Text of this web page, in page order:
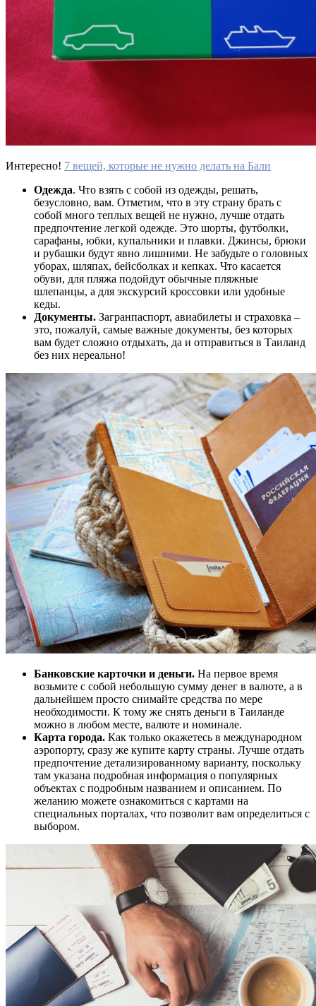
Интересно! 7 вещей, которые не нужно делать на Бали
Одежда. Что взять с собой из одежды, решать,
безусловно, вам. Отметим, что в эту страну брать с
собой много теплых вещей не нужно, лучше отдать
предпочтение легкой одежде. Это шорты, футболки,
сарафаны, юбки, купальники и плавки. Джинсы, брюки
и рубашки будут явно лишними. Не забудьте о головных
уборах, шляпах, бейсболках и кепках. Что касается
обуви, для пляжа подойдут обычные пляжные
шлепанцы, а для экскурсий кроссовки или удобные
кеды.
Документы. Загранпаспорт, авиабилеты и страховка –
это, пожалуй, самые важные документы, без которых
вам будет сложно отдыхать, да и отправиться в Таиланд
без них нереально!
Банковские карточки и деньги. На первое время
возьмите с собой небольшую сумму денег в валюте, а в
дальнейшем просто снимайте средства по мере
необходимости. К тому же снять деньги в Таиланде
можно в любом месте, валюте и номинале.
Карта города. Как только окажетесь в международном
аэропорту, сразу же купите карту страны. Лучше отдать
предпочтение детализированному варианту, поскольку
там указана подробная информация о популярных
объектах с подробным названием и описанием. По
желанию можете ознакомиться с картами на
специальных порталах, что позволит вам определиться с
выбором.